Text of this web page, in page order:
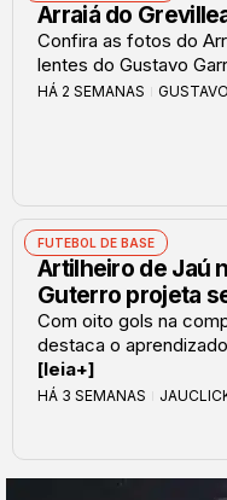
Arraiá do
Confira as fotos do
lentes do Gustavo
HÁ 2 SEMANAS
FUTEBOL DE BASE
Artilheiro de Jaú
Guterro projeta
Com oito gols na
destaca o
[leia+]
HÁ 3 SEMANAS